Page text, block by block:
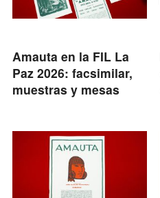
Amauta en la FIL La
Paz 2026: facsimilar,
muestras y mesas